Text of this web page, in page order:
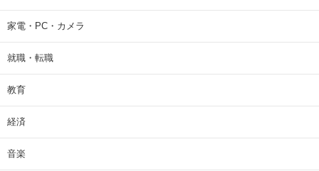
家電・PC・カメラ
就職・転職
教育
経済
音楽